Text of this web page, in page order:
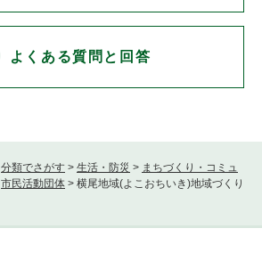
分類でさがす > 生活・防災 > まちづくり・コミュ
市民活動団体 > 横尾地域(よこおちいき)地域づくり
よくある質問と回答